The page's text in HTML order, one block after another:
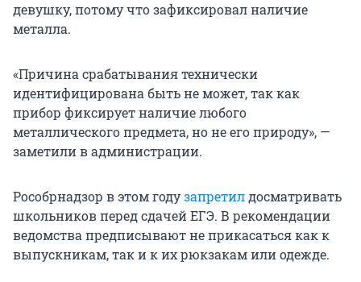
девушку, потому что зафиксировал наличие
металла.
«Причина срабатывания технически
идентифицирована быть не может, так как
прибор фиксирует наличие любого
металлического предмета, но не его природу», —
заметили в администрации.
Рособрнадзор в этом годузапретилдосматривать
школьников перед сдачей ЕГЭ. В рекомендации
ведомства предписывают не прикасаться как к
выпускникам, так и к их рюкзакам или одежде.